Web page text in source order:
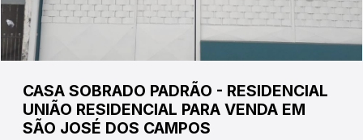
CASA SOBRADO PADRÃO - RESIDENCIAL
UNIÃO RESIDENCIAL PARA VENDA EM
SÃO JOSÉ DOS CAMPOS